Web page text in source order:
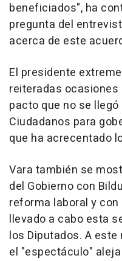
beneficiados", ha
pregunta del
acerca de este
El presidente
reiteradas
pacto que no se
Ciudadanos para
que ha acrecentado
Vara también se
del Gobierno con
reforma laboral y
llevado a cabo esta
los Diputados. A
el "espectáculo"